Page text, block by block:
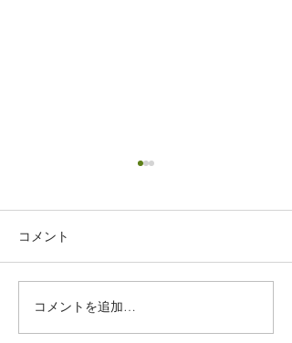
ドアの穴のリペア補修／
栃木県宇都宮市
コメント
コメントを追加…